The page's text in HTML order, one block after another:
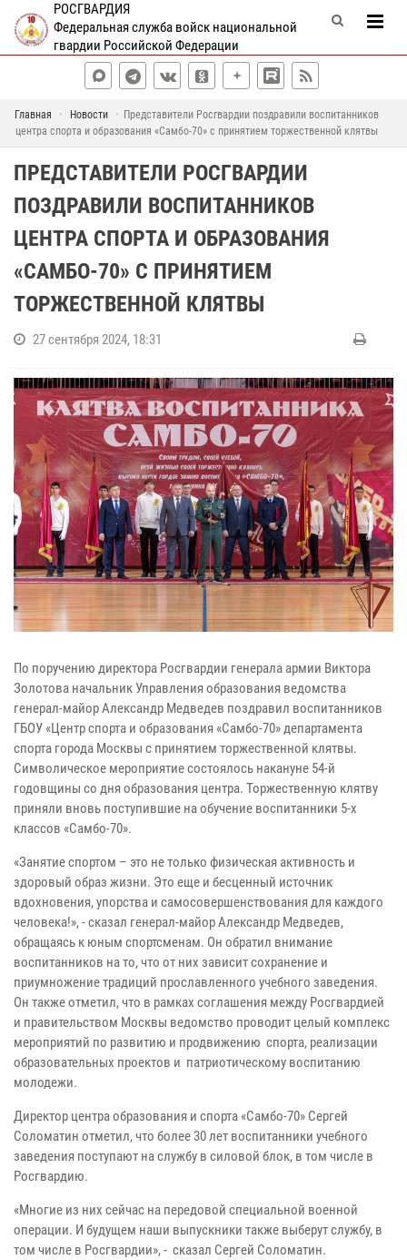
РОСГВАРДИЯ
Федеральная служба войск национальной
гвардии Российской Федерации
Главная Новости
Представители Росгвардии поздравили воспитанников
центра спорта и образования «Самбо-70» с принятием торжественной клятвы
ПРЕДСТАВИТЕЛИ РОСГВАРДИИ
ПОЗДРАВИЛИ ВОСПИТАННИКОВ
ЦЕНТРА СПОРТА И ОБРАЗОВАНИЯ
«САМБО-70» С ПРИНЯТИЕМ
ТОРЖЕСТВЕННОЙ КЛЯТВЫ
27 сентября 2024, 18:31
По поручению директора Росгвардии генерала армии Виктора
Золотова начальник Управления образования ведомства
генерал-майор Александр Медведев поздравил воспитанников
ГБОУ «Центр спорта и образования «Самбо-70» департамента
спорта города Москвы с принятием торжественной клятвы.
Символическое мероприятие состоялось накануне 54-й
годовщины со дня образования центра. Торжественную клятву
приняли вновь поступившие на обучение воспитанники 5-х
классов «Самбо-70».
«Занятие спортом – это не только физическая активность и
здоровый образ жизни. Это еще и бесценный источник
вдохновения, упорства и самосовершенствования для каждого
человека!», - сказал генерал-майор Александр Медведев,
обращаясь к юным спортсменам. Он обратил внимание
воспитанников на то, что от них зависит сохранение и
приумножение традиций прославленного учебного заведения.
Он также отметил, что в рамках соглашения между Росгвардией
и правительством Москвы ведомство проводит целый комплекс
мероприятий по развитию и продвижению спорта, реализации
образовательных проектов и патриотическому воспитанию
молодежи.
Директор центра образования и спорта «Самбо-70» Сергей
Соломатин отметил, что более 30 лет воспитанники учебного
заведения поступают на службу в силовой блок, в том числе в
Росгвардию.
«Многие из них сейчас на передовой специальной военной
операции. И будущем наши выпускники также выберут службу, в
том числе в Росгвардии», - сказал Сергей Соломатин.